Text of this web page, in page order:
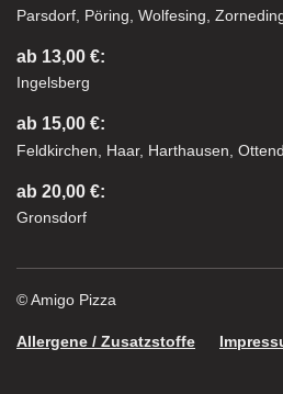
Parsdorf, Pöring, Wolfesing,
ab 13,00 €:
Ingelsberg
ab 15,00 €:
Feldkirchen, Haar, Harthausen,
ab 20,00 €:
Gronsdorf
© Amigo Pizza
Allergene / Zusatzstoffe